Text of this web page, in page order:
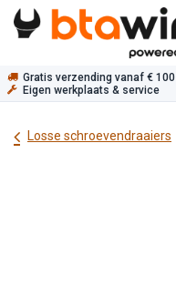
Overslaan naar inhoud
Gratis verzending vanaf € 100
Eigen werkplaats & service
Losse schroevendraaiers